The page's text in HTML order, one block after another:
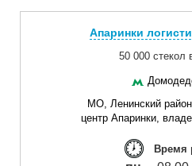
Апаринки
50 000 стекол
МО, Ленинский
центр Апаринки,
Время